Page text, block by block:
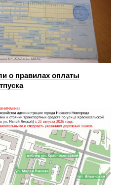
о правилах оплаты